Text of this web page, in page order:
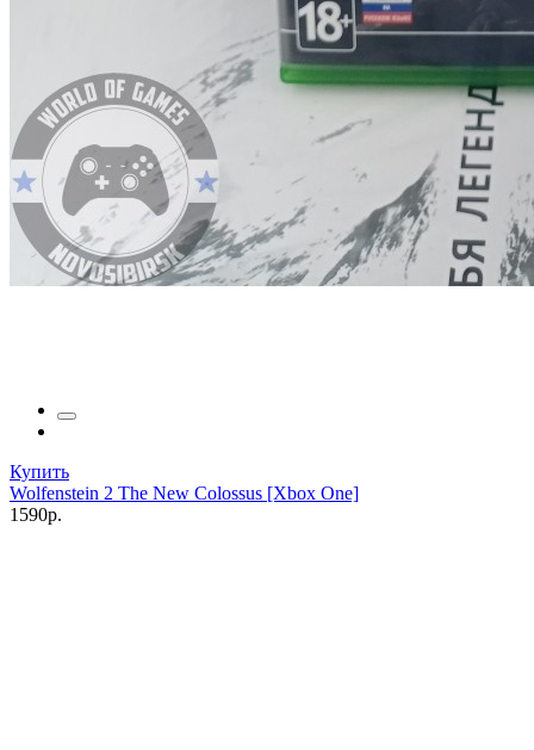
Купить
Wolfenstein 2 The New Colossus [Xbox One]
1590р.